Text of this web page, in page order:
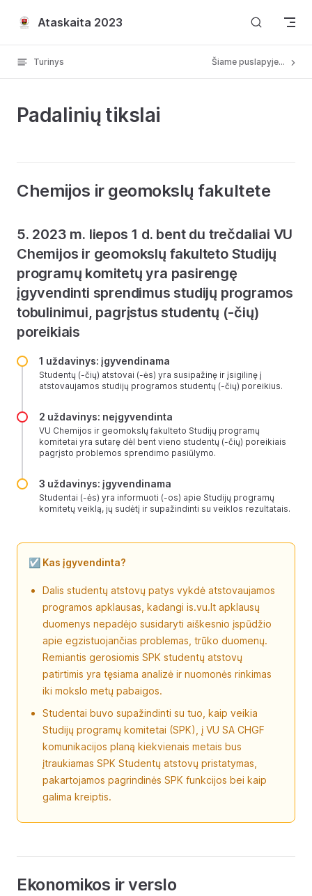
Skip to content
Ataskaita 2023
Turinys Šiame puslapyje...
Padalinių tikslai
Chemijos ir geomokslų fakultete
5. 2023 m. liepos 1 d. bent du trečdaliai VU
Chemijos ir geomokslų fakulteto Studijų
programų komitetų yra pasirengę
įgyvendinti sprendimus studijų programos
tobulinimui, pagrįstus studentų (-čių)
poreikiais
1 uždavinys: įgyvendinama
Studentų (-čių) atstovai (-ės) yra susipažinę ir įsigilinę į
atstovaujamos studijų programos studentų (-čių) poreikius.
2 uždavinys: neįgyvendinta
VU Chemijos ir geomokslų fakulteto Studijų programų
komitetai yra sutarę dėl bent vieno studentų (-čių) poreikiais
pagrįsto problemos sprendimo pasiūlymo.
3 uždavinys: įgyvendinama
Studentai (-ės) yra informuoti (-os) apie Studijų programų
komitetų veiklą, jų sudėtį ir supažindinti su veiklos rezultatais.
☑️ Kas įgyvendinta?
Dalis studentų atstovų patys vykdė atstovaujamos
programos apklausas, kadangi is.vu.lt apklausų
duomenys nepadėjo susidaryti aiškesnio įspūdžio
apie egzistuojančias problemas, trūko duomenų.
Remiantis gerosiomis SPK studentų atstovų
patirtimis yra tęsiama analizė ir nuomonės rinkimas
iki mokslo metų pabaigos.
Studentai buvo supažindinti su tuo, kaip veikia
Studijų programų komitetai (SPK), į VU SA CHGF
komunikacijos planą kiekvienais metais bus
įtraukiamas SPK Studentų atstovų pristatymas,
pakartojamos pagrindinės SPK funkcijos bei kaip
galima kreiptis.
Ekonomikos ir verslo